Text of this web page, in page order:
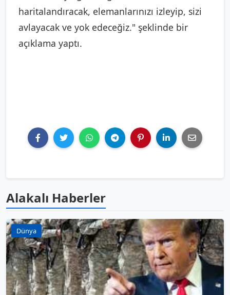
haritalandıracak, elemanlarınızı izleyip, sizi
avlayacak ve yok edeceğiz." şeklinde bir
açıklama yaptı.
Alakalı Haberler
Dünya